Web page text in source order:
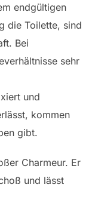
endgültigen
die Toilette, sind
Bei
sehr
und
kommen
gibt.
Charmeur. Er
und lässt